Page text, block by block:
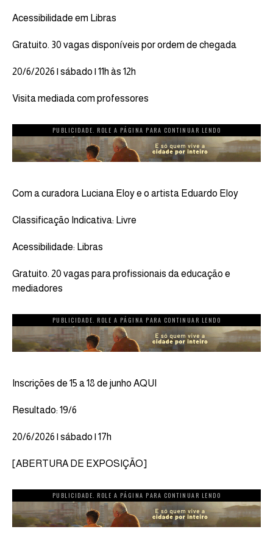
Acessibilidade em Libras
Gratuito. 30 vagas disponíveis por ordem de chegada
20/6/2026 | sábado | 11h às 12h
Visita mediada com professores
PUBLICIDADE. ROLE A PÁGINA PARA CONTINUAR LENDO
Com a curadora Luciana Eloy e o artista Eduardo Eloy
Classificação Indicativa: Livre
Acessibilidade: Libras
Gratuito. 20 vagas para profissionais da educação e
mediadores
PUBLICIDADE. ROLE A PÁGINA PARA CONTINUAR LENDO
Inscrições de 15 a 18 de junho AQUI
Resultado: 19/6
20/6/2026 | sábado | 17h
[ABERTURA DE EXPOSIÇÃO]
PUBLICIDADE. ROLE A PÁGINA PARA CONTINUAR LENDO